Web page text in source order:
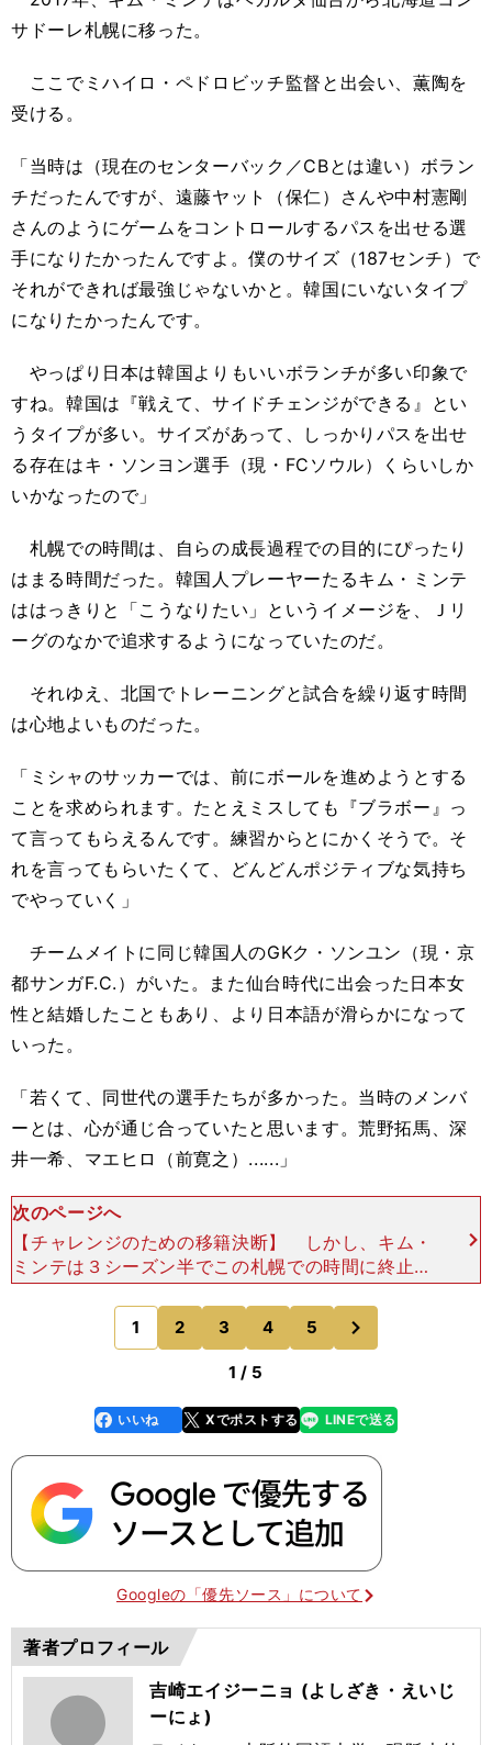
サドーレ札幌に移った。
ここでミハイロ・ペドロビッチ監督と出会い、薫陶を
受ける。
「当時は（現在のセンターバック／CBとは違い）ボラン
チだったんですが、遠藤ヤット（保仁）さんや中村憲剛
さんのようにゲームをコントロールするパスを出せる選
手になりたかったんですよ。僕のサイズ（187センチ）で
それができれば最強じゃないかと。韓国にいないタイプ
になりたかったんです。
やっぱり日本は韓国よりもいいボランチが多い印象で
すね。韓国は『戦えて、サイドチェンジができる』とい
うタイプが多い。サイズがあって、しっかりパスを出せ
る存在はキ・ソンヨン選手（現・FCソウル）くらいしか
いかなったので」
札幌での時間は、自らの成長過程での目的にぴったり
はまる時間だった。韓国人プレーヤーたるキム・ミンテ
ははっきりと「こうなりたい」というイメージを、Ｊリ
ーグのなかで追求するようになっていたのだ。
それゆえ、北国でトレーニングと試合を繰り返す時間
は心地よいものだった。
「ミシャのサッカーでは、前にボールを進めようとする
ことを求められます。たとえミスしても『ブラボー』っ
て言ってもらえるんです。練習からとにかくそうで。そ
れを言ってもらいたくて、どんどんポジティブな気持ち
でやっていく」
チームメイトに同じ韓国人のGKク・ソンユン（現・京
都サンガF.C.）がいた。また仙台時代に出会った日本女
性と結婚したこともあり、より日本語が滑らかになって
いった。
「若くて、同世代の選手たちが多かった。当時のメンバ
ーとは、心が通じ合っていたと思います。荒野拓馬、深
井一希、マエヒロ（前寛之）......」
次のページへ
【チャレンジのための移籍決断】 しかし、キム・
ミンテは３シーズン半でこの札幌での時間に終止符
を打つことになる。 CBに主戦場を移し、２シー
ズン目となった2021年シーズン前半、２度退場処
分になり３
1 2 3 4 5
のページへ
1 / 5
faceboo
k
いいね Xでポストする
line LINEで送る
Googleの「優先ソース」について
著者プロフィール
吉崎エイジーニョ (よしざき・えいじ
ーにょ)